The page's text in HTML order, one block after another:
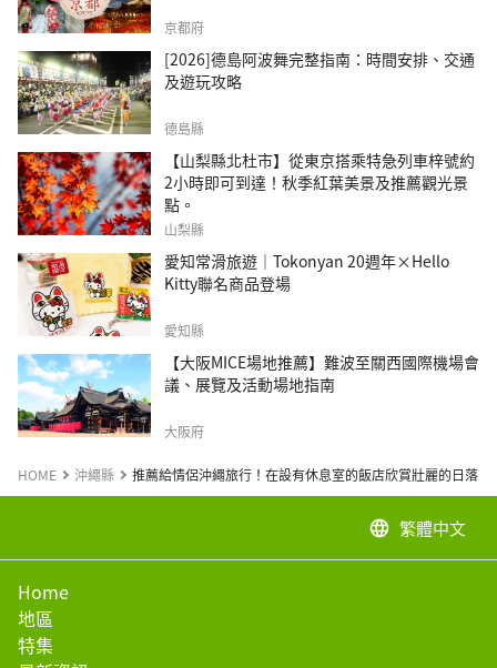
京都府
[2026]德島阿波舞完整指南：時間安排、交通
及遊玩攻略
德島縣
【山梨縣北杜市】從東京搭乘特急列車梓號約
2小時即可到達！秋季紅葉美景及推薦觀光景
點。
山梨縣
愛知常滑旅遊｜Tokonyan 20週年×Hello
Kitty聯名商品登場
愛知縣
【大阪MICE場地推薦】難波至關西國際機場會
議、展覽及活動場地指南
大阪府
HOME 沖繩縣 推薦給情侶沖繩旅行！在設有休息室的飯店欣賞壯麗的日落並
language 繁體中文
Home
地區
特集